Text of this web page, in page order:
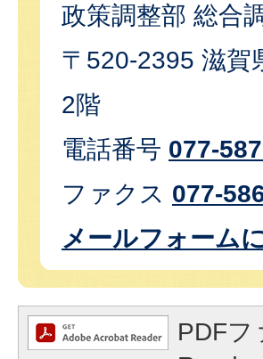
政策調整部 総合
〒520-2395 滋賀
2階
電話番号 077-
ファクス 077-
メールフォーム
PDFフ